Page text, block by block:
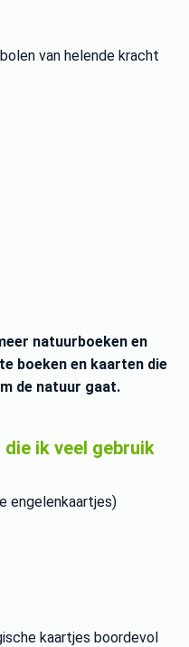
van helende kracht
natuurboeken en
boeken en kaarten die
de natuur gaat.
ik veel gebruik
engelenkaartjes)
kaartjes boordevol